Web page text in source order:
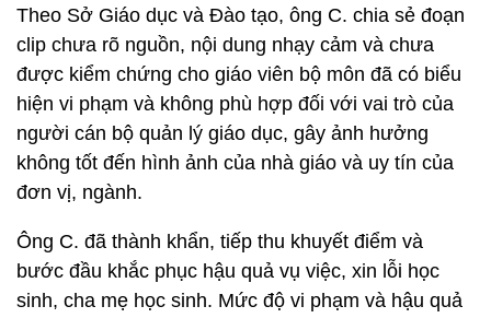
Theo Sở Giáo dục và Đào tạo, ông C. chia sẻ đoạn
clip chưa rõ nguồn, nội dung nhạy cảm và chưa
được kiểm chứng cho giáo viên bộ môn đã có biểu
hiện vi phạm và không phù hợp đối với vai trò của
người cán bộ quản lý giáo dục, gây ảnh hưởng
không tốt đến hình ảnh của nhà giáo và uy tín của
đơn vị, ngành.
Ông C. đã thành khẩn, tiếp thu khuyết điểm và
bước đầu khắc phục hậu quả vụ việc, xin lỗi học
sinh, cha mẹ học sinh. Mức độ vi phạm và hậu quả